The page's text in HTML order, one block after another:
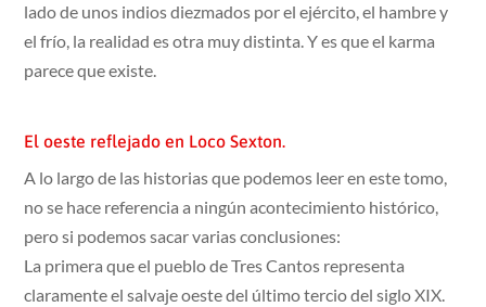
lado de unos indios diezmados por el ejército, el hambre y
el frío, la realidad es otra muy distinta. Y es que el karma
parece que existe.
El oeste reflejado en Loco Sexton.
A lo largo de las historias que podemos leer en este tomo,
no se hace referencia a ningún acontecimiento histórico,
pero si podemos sacar varias conclusiones:
La primera que el pueblo de Tres Cantos representa
claramente el salvaje oeste del último tercio del siglo XIX.